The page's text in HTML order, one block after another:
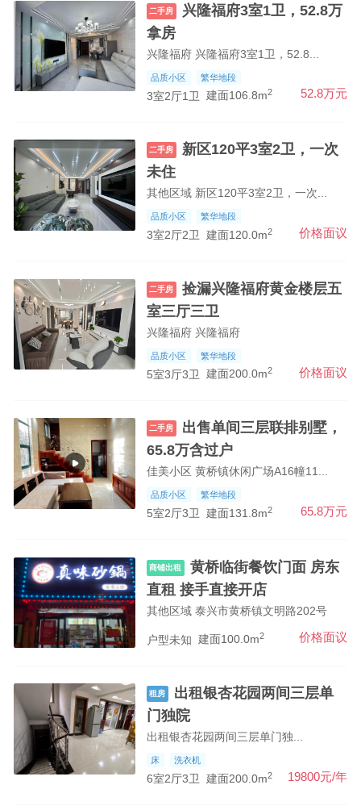
【殷晓燕】发布了【出售一间三层单门独院】的二手房信息
【管新振】发布了【东街小学附近】的求租信息
【王】发布了【求租】的求租信息
【马女士】发布了【租房子】的求租信息
欢迎【永禾房产-王爱群】强势入驻
二手房
拿房
兴隆福府 兴隆福府3室1卫，52.8...
品质小区 繁华地段
3室2厅1卫 建面106.8m2 52.8万元
二手房
未住
其他区域 新区120平3室2卫，一次...
品质小区 繁华地段
3室2厅2卫 建面120.0m2 价格面议
二手房
室三厅三卫
兴隆福府 兴隆福府
品质小区 繁华地段
5室3厅3卫 建面200.0m2 价格面议
二手房
65.8万含过户
佳美小区 黄桥镇休闲广场A16幢11...
品质小区 繁华地段
5室2厅3卫 建面131.8m2 65.8万元
商铺出租
直租 接手直接开店
其他区域 泰兴市黄桥镇文明路202号
户型未知 建面100.0m2 价格面议
租房
门独院
出租银杏花园两间三层单门独...
床 洗衣机
6室2厅3卫 建面200.0m2 19800元/年